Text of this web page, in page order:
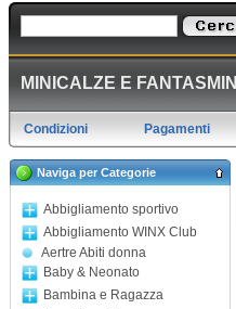
MINICALZE E FANTASMINI
Condizioni Pagamenti
Naviga per Categorie
Abbigliamento sportivo
Abbigliamento WINX Club
Aertre Abiti donna
Baby & Neonato
Bambina e Ragazza